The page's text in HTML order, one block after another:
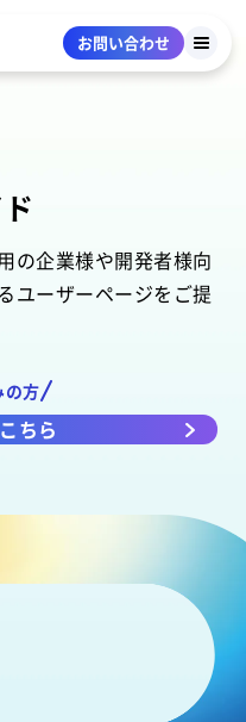
お問い合わせ
の企業様や開発者様向
ユーザーページをご提
の方
ちら